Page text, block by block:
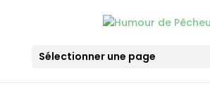
Sélectionner une page